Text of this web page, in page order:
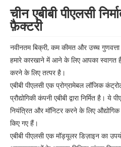
चीन एबीबी पीएलसी
फ़ैक्टरी
नवीनतम बिक्री, कम कीमत और उच्च गुणवत्ता
हमारे कारखाने में आने के लिए आपका
करने के लिए तत्पर है।
एबीबी पीएलसी एक प्रोग्रामेबल लॉजिक
प्रौद्योगिकी कंपनी एबीबी द्वारा निर्मित है।
नियंत्रित और मॉनिटर करने के लिए
किए गए हैं।
एबीबी पीएलसी एक मॉड्यूलर डिज़ाइन का